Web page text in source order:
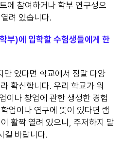
에 참여하거나 학부 연구생으
려 있습니다.
부)에 입학할 수험생들에게 한
만 있다면 학교에서 정말 다양
확신합니다. 우리 학교가 워
이나 창업에 관한 생생한 경험
업이나 연구에 뜻이 있다면 랩
활짝 열려 있으니, 주저하지 말
길 바랍니다.